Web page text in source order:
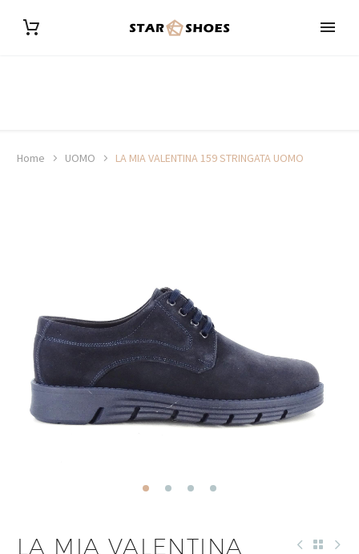
Home UOMO LA MIA VALENTINA 159 STRINGATA UOMO
LA MIA VALENTINA